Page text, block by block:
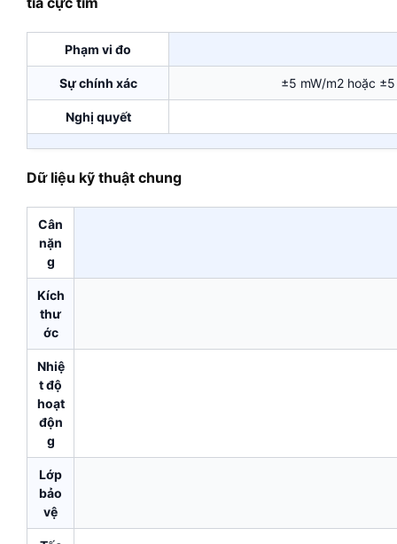
Phạm vi đo
Sự chính xác ±5 mW/m2 hoặc
Nghị quyết
Dữ liệu kỹ thuật chung
Cân
nặn
g
Kích
thư
ớc
Nhiệ
t độ
hoạt
độn
g
Lớp
bảo
vệ